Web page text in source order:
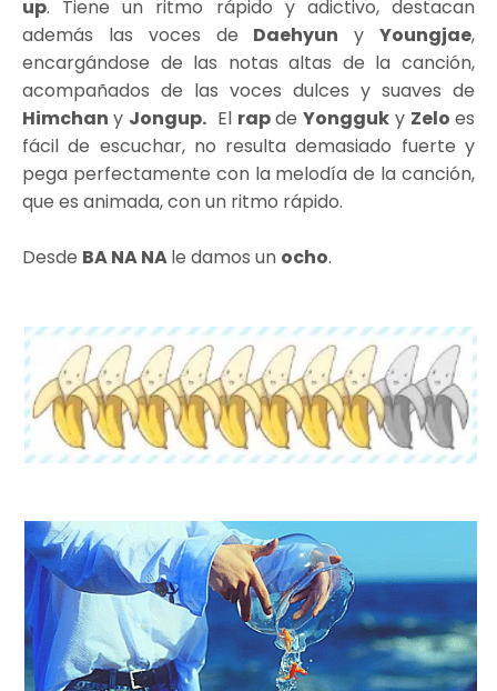
up. Tiene un ritmo rápido y adictivo, destacan
además las voces de Daehyun yYoungjae,
encargándose de las notas altas de la canción,
acompañados de las voces dulces y suaves de
Himchan y Jongup.El rapdeYongguk y Zeloes
fácil de escuchar, no resulta demasiado fuerte y
pega perfectamente con la melodía de la canción,
que es animada, con un ritmo rápido.
Desde BA NA NAle damos un ocho.